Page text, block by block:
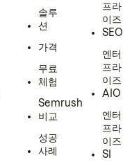
솔루
션
가격
무료
체험
Semrush
비교
성공
사례
프라
이즈
SEO
엔터
프라
이즈
AIO
엔터
프라
이즈
SI